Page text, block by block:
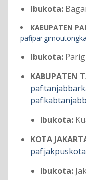
Ibukota:
KABUPATEN
Ibukota:Parigi
KABUPATEN
Ibukota:
KOTA
Ibukota: